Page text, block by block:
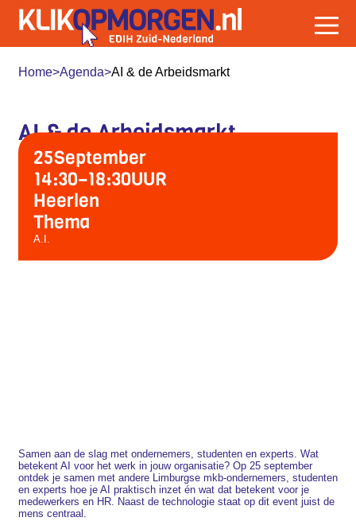
Home>Agenda>AI & de Arbeidsmarkt
AI & de Arbeidsmarkt
25September
14:30–18:30UUR
Heerlen
Thema
A.I.
Samen aan de slag met ondernemers, studenten en experts. Wat
betekent AI voor het werk in jouw organisatie? Op 25 september
ontdek je samen met andere Limburgse mkb-ondernemers, studenten
en experts hoe je AI praktisch inzet én wat dat betekent voor je
medewerkers en HR. Naast de technologie staat op dit event juist de
mens centraal.